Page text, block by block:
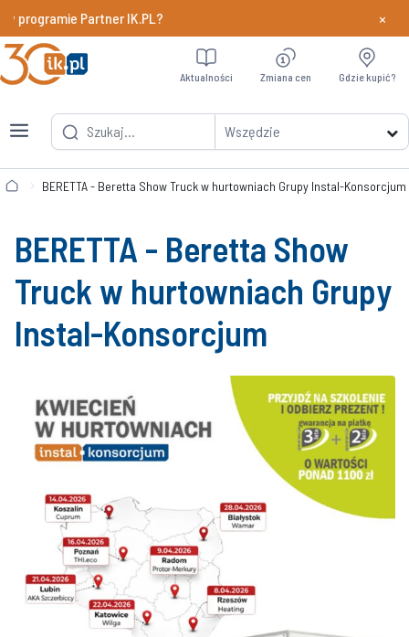
Partner IK.PL? Dowiedz
×
Wszędzie
Aktualności Zmiana cen Gdzie kupić?
BERETTA - Beretta Show Truck w hurtowniach Grupy Instal-Konsorcjum
BERETTA - Beretta Show
Truck w hurtowniach Grupy
Instal-Konsorcjum